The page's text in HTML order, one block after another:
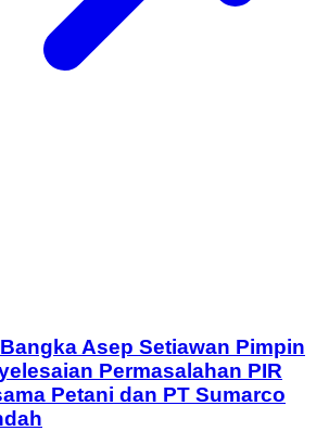
Asep Setiawan Pimpin
Permasalahan PIR
Petani dan PT Sumarco